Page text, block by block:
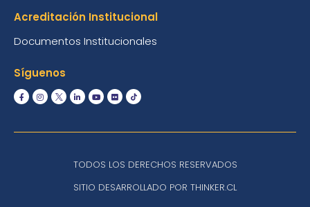
Acreditación Institucional
Documentos Institucionales
Síguenos
TODOS LOS DERECHOS RESERVADOS
SITIO DESARROLLADO POR THINKER.CL